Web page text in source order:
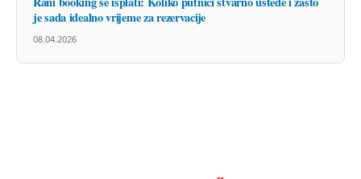
je sada idealno vrijeme za rezervacije
08.04.2026